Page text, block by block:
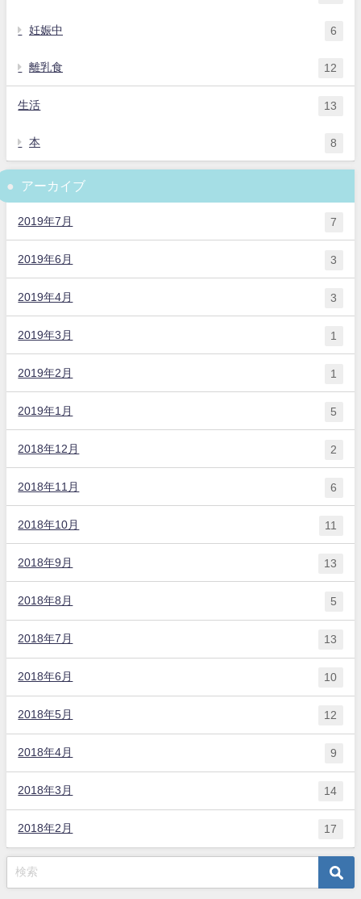
妊娠中 6
離乳食 12
生活 13
本 8
アーカイブ
2019年7月 7
2019年6月 3
2019年4月 3
2019年3月 1
2019年2月 1
2019年1月 5
2018年12月 2
2018年11月 6
2018年10月 11
2018年9月 13
2018年8月 5
2018年7月 13
2018年6月 10
2018年5月 12
2018年4月 9
2018年3月 14
2018年2月 17